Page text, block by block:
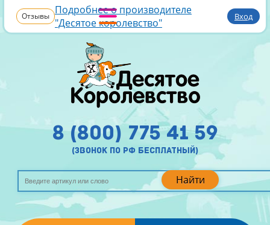
Отзывы Подробнее о производителе
"Десятое королевство"
Вход
Найти
8 (800) 775 41 59
(звонок по рф бесплатный)